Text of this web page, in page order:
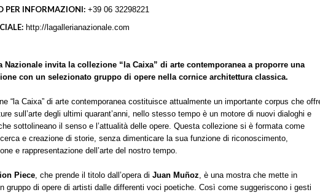
PER INFORMAZIONI: +39 06 32298221
http://lagallerianazionale.com
Nazionale invita la collezione “la Caixa” di arte contemporanea a proporre una
con un selezionato gruppo di opere nella cornice architettura classica.
“la Caixa” di arte contemporanea costituisce attualmente un importante corpus che
sull’arte degli ultimi quarant’anni, nello stesso tempo è un motore di nuovi dialoghi e
sottolineano il senso e l’attualità delle opere. Questa collezione si è formata come
e creazione di storie, senza dimenticare la sua funzione di riconoscimento,
e rappresentazione dell’arte del nostro tempo.
Piece, che prende il titolo dall’opera di Juan Muñoz, è una mostra che mette in
gruppo di opere di artisti dalle differenti voci poetiche. Così come suggeriscono i gesti